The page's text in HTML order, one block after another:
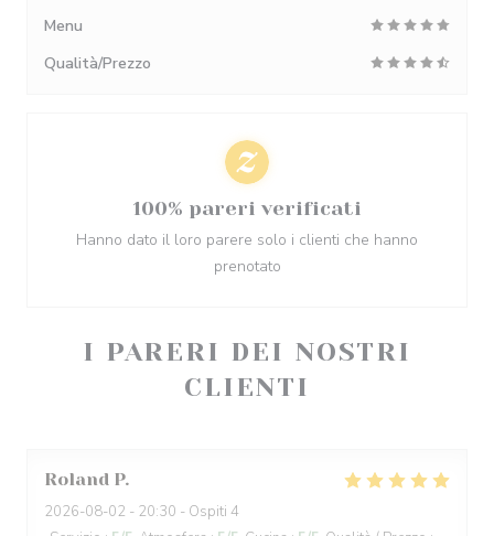
I PARERI DEI NOSTRI
CLIENTI
Roland P
2026-08-02 - 20:30 - Ospiti 4
Menu
Qualità/Prezzo
100% pareri verificati
Hanno dato il loro parere solo i clienti che hanno
prenotato